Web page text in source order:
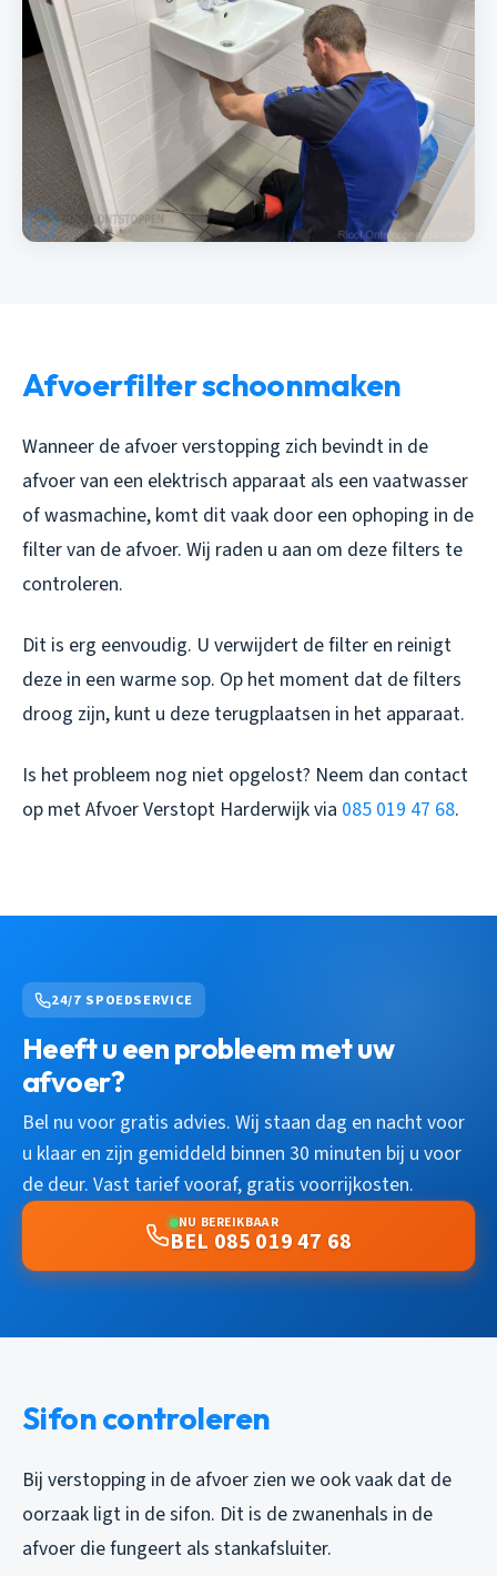
Afvoerfilter schoonmaken
Wanneer de afvoer verstopping zich bevindt in de
afvoer van een elektrisch apparaat als een vaatwasser
of wasmachine, komt dit vaak door een ophoping in de
filter van de afvoer. Wij raden u aan om deze filters te
controleren.
Dit is erg eenvoudig. U verwijdert de filter en reinigt
deze in een warme sop. Op het moment dat de filters
droog zijn, kunt u deze terugplaatsen in het apparaat.
Is het probleem nog niet opgelost? Neem dan contact
op met Afvoer Verstopt Harderwijk via 085 019 47 68.
24/7 SPOEDSERVICE
Heeft u een probleem met uw
afvoer?
Bel nu voor gratis advies. Wij staan dag en nacht voor
u klaar en zijn gemiddeld binnen 30 minuten bij u voor
de deur. Vast tarief vooraf, gratis voorrijkosten.
NU BEREIKBAAR
BEL 085 019 47 68
Sifon controleren
Bij verstopping in de afvoer zien we ook vaak dat de
oorzaak ligt in de sifon. Dit is de zwanenhals in de
afvoer die fungeert als stankafsluiter.